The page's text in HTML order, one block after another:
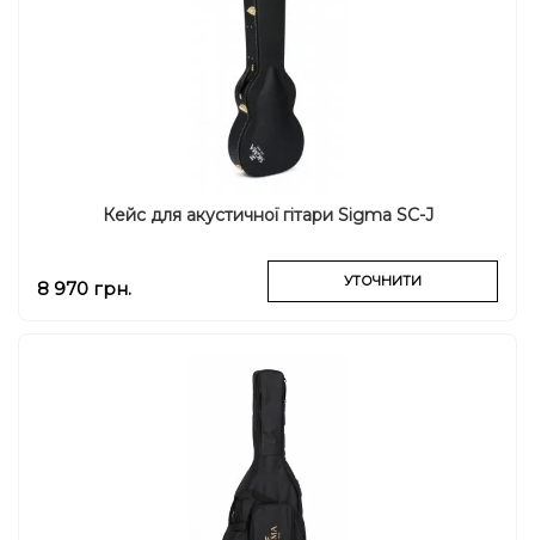
Кейс для акустичної гітари Sigma SC-J
8 970 грн. УТОЧНИТИ